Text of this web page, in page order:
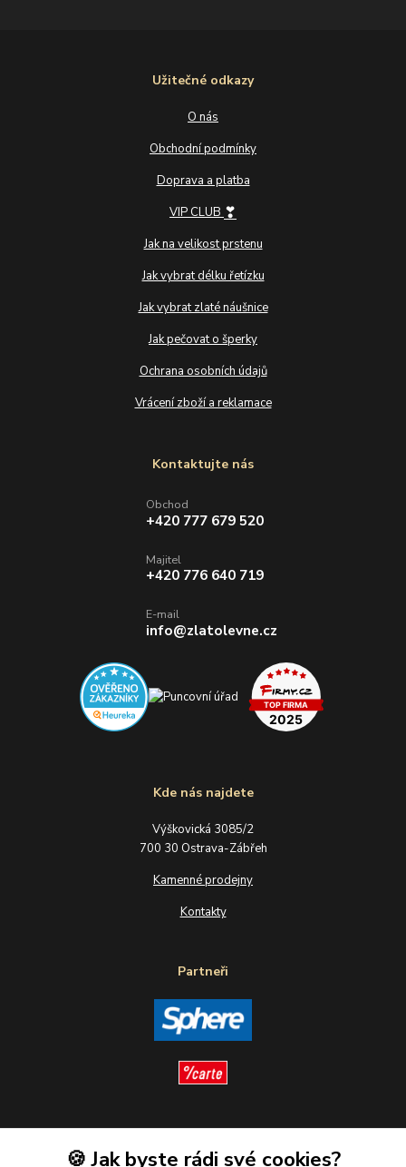
Užitečné odkazy
O nás
Obchodní podmínky
Doprava a platba
VIP CLUB ❣
Jak na velikost prstenu
Jak vybrat délku řetízku
Jak vybrat zlaté náušnice
Jak pečovat o šperky
Ochrana osobních údajů
Vrácení zboží a reklamace
Kde nás najdete
Výškovická 3085/2
700 30 Ostrava-Zábřeh
Kamenné prodejny
Kontakty
Partneři
Kontaktujte nás
Obchod
+420 777 679 520
Majitel
+420 776 640 719
E-mail
info@zlatolevne.cz
🍪 Jak byste rádi své cookies?